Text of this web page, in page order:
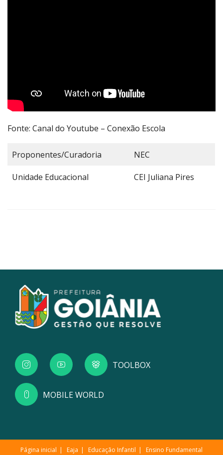
Fonte: Canal do Youtube – Conexão Escola
Proponentes/Curadoria NEC
Unidade Educacional CEI Juliana Pires
TOOLBOX
MOBILE WORLD
Página inicial Eaja Educação Infantil Ensino Fundamental